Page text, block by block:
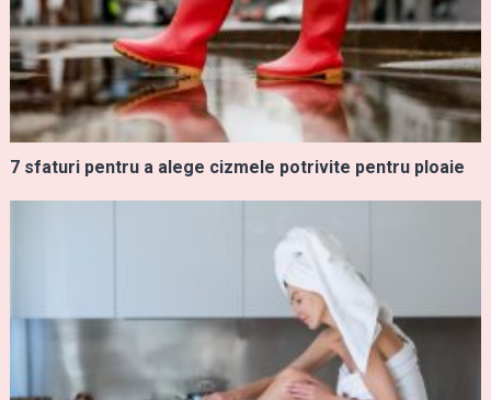
7 sfaturi pentru a alege cizmele potrivite pentru ploaie